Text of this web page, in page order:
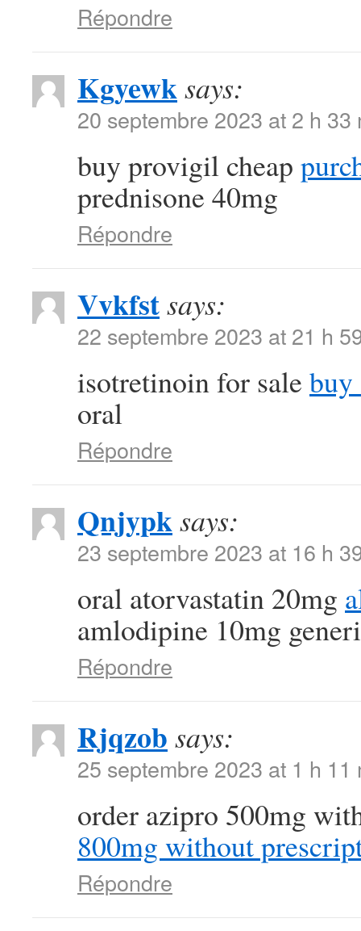
Répondre
Kgyewksays:
20 septembre 2023 at 2 h 33
buy provigil cheap
prednisone 40mg
Répondre
Vvkfstsays:
22 septembre 2023 at 21 h
isotretinoin for sale buy
oral
Répondre
Qnjypksays:
23 septembre 2023 at 16 h
oral atorvastatin 20mg
amlodipine 10mg
Répondre
Rjqzob says:
25 septembre 2023 at 1 h 11
order azipro 500mg
800mg without
Répondre